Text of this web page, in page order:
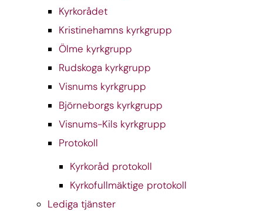
Kyrkorådet
Kristinehamns kyrkgrupp
Ölme kyrkgrupp
Rudskoga kyrkgrupp
Visnums kyrkgrupp
Björneborgs kyrkgrupp
Visnums-Kils kyrkgrupp
Protokoll
Kyrkoråd protokoll
Kyrkofullmäktige protokoll
Lediga tjänster